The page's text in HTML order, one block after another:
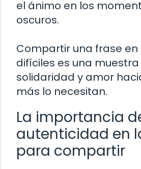
el ánimo en los
oscuros.
Compartir una frase
difíciles es una
solidaridad y amor
más lo necesitan.
La importancia
autenticidad en
para compartir